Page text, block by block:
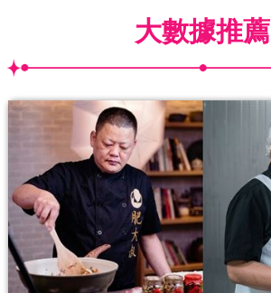
大數據推薦